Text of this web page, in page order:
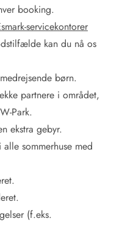
booking.
servicekontorer
kan du nå os
børn.
partnere i området,
Park.
ekstra gebyr.
i alle sommerhuse med
(f.eks.